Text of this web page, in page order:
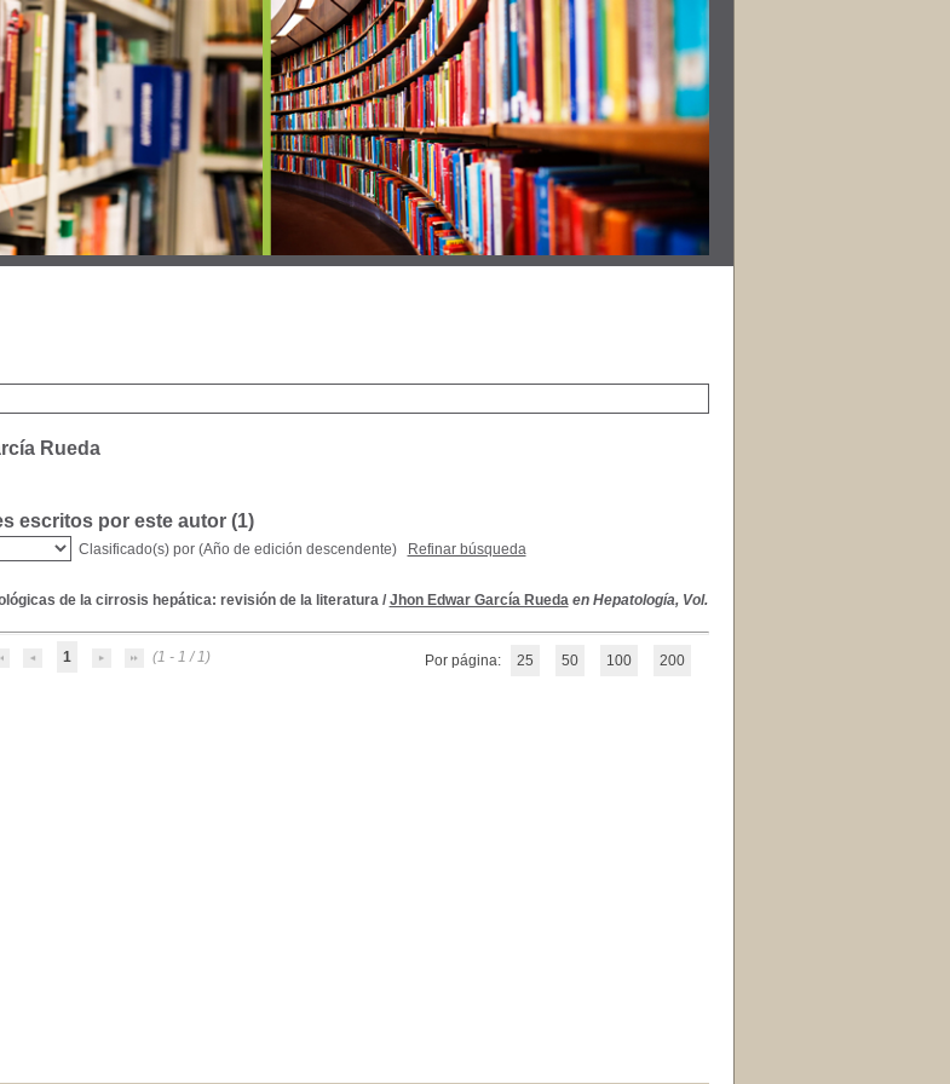
Rueda
escritos por este autor (1)
Clasificado(s) por (Año de edición descendente) Refinar búsqueda
de la cirrosis hepática: revisión de la literatura/ Jhon Edwar García Rueda en Hepatología, Vol.
1 (1 - 1 / 1) Por página: 25 50 100 200